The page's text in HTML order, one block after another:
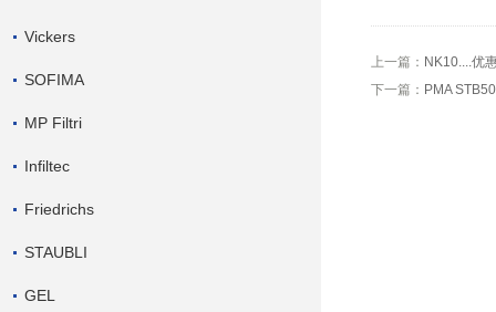
Vickers
SOFIMA
MP Filtri
Infiltec
Friedrichs
STAUBLI
GEL
上一篇： NK10....优
下一篇： PMA